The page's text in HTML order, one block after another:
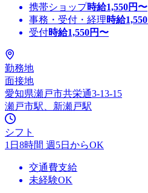
携帯ショップ時給1,550円〜
事務・受付・経理時給1,550
受付時給1,550円〜
勤務地
面接地
愛知県瀬戸市共栄通3-13-15
瀬戸市駅、新瀬戸駅
シフト
1日8時間 週5日からOK
交通費支給
未経験OK